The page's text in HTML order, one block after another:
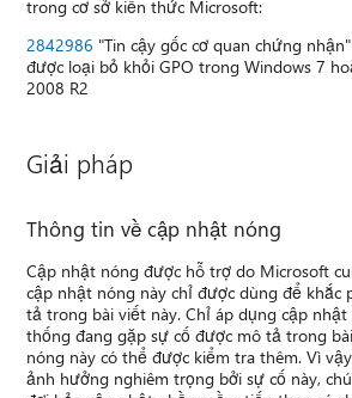
trong cơ sở kiến thức Microsoft:
2842986 "Tin cậy gốc cơ quan chứng
được loại bỏ khỏi GPO trong Windows 7
2008 R2
Giải pháp
Thông tin về cập nhật nóng
Cập nhật nóng được hỗ trợ do Microsoft
cập nhật nóng này chỉ được dùng để khắc
tả trong bài viết này. Chỉ áp dụng cập
thống đang gặp sự cố được mô tả trong
nóng này có thể được kiểm tra thêm. Vì
ảnh hưởng nghiêm trọng bởi sự cố này,